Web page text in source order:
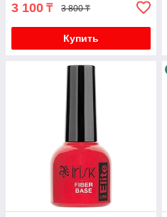
3 100 ₸ 3 800 ₸
Купить